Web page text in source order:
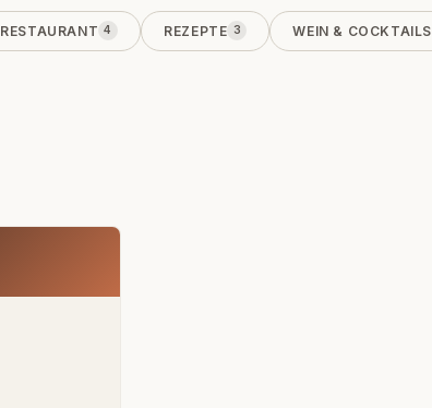
RESTAURANT 4 REZEPTE 3 WEIN & COCKTAILS